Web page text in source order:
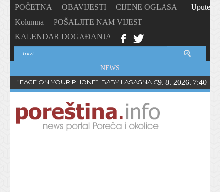
POČETNA OBAVIJESTI
CIJENE OGLASA
Kolumna
POŠALJITE NAM VIJEST
KALENDAR DOGAĐANJA
Upute
NEWS
“FACE ON YOUR PHONE”: BABY LASAGNA OBJAVIO NOVI
9. 8. 2026. 7:40